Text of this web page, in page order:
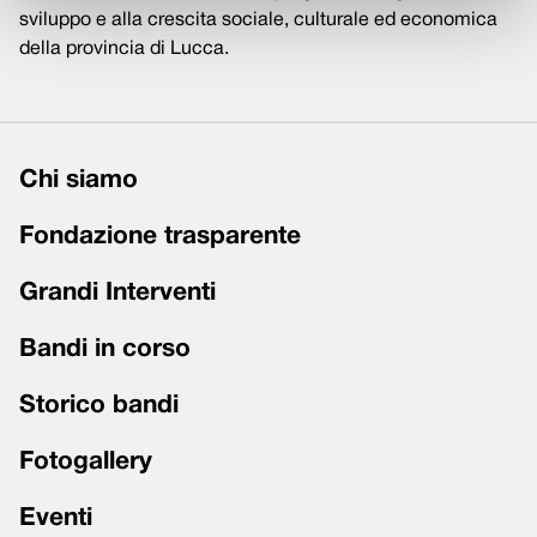
sviluppo e alla crescita sociale, culturale ed economica
della provincia di Lucca.
Chi siamo
Fondazione trasparente
Grandi Interventi
Bandi in corso
Storico bandi
Fotogallery
Eventi